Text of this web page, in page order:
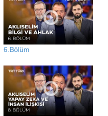
6.Bölüm